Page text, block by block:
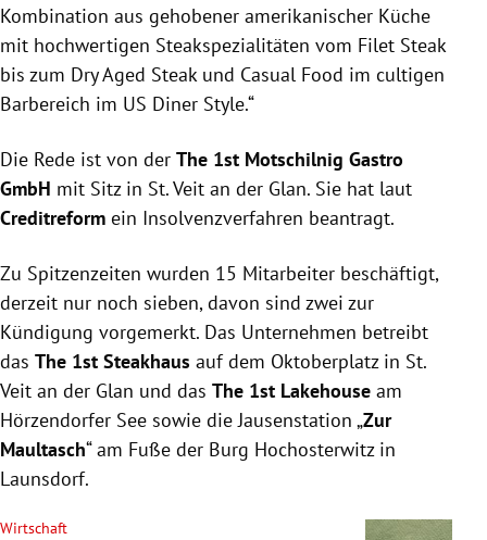
Kombination aus gehobener amerikanischer Küche
mit hochwertigen Steakspezialitäten vom Filet Steak
bis zum Dry Aged Steak und Casual Food im cultigen
Barbereich im US Diner Style.“
Die Rede ist von der The 1st Motschilnig Gastro
GmbH mit Sitz in St. Veit an der Glan. Sie hat laut
Creditreform ein Insolvenzverfahren beantragt.
Zu Spitzenzeiten wurden 15 Mitarbeiter beschäftigt,
derzeit nur noch sieben, davon sind zwei zur
Kündigung vorgemerkt. Das Unternehmen betreibt
das The 1st Steakhaus auf dem Oktoberplatz in St.
Veit an der Glan und das The 1st Lakehouse am
Hörzendorfer See sowie die Jausenstation „Zur
Maultasch“ am Fuße der Burg Hochosterwitz in
Launsdorf.
Wirtschaft